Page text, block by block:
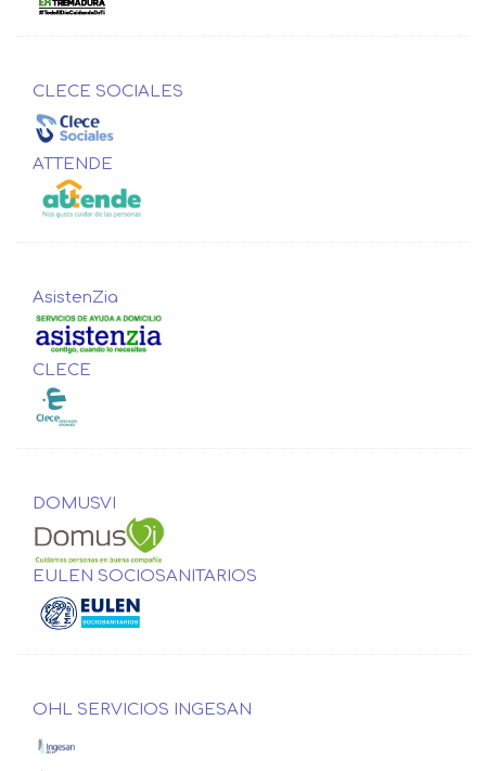
CLECE SOCIALES
ATTENDE
AsistenZia
CLECE
DOMUSVI
EULEN SOCIOSANITARIOS
OHL SERVICIOS INGESAN